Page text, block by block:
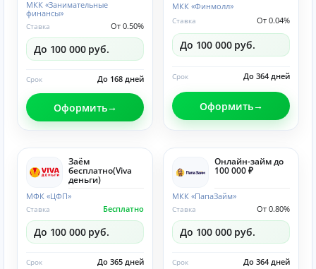
МКК «Занимательные
финансы»
От 0.50%
Ставка
До 100 000 руб.
До 168 дней
Срок
Оформить
МКК «Финмолл»
От 0.04%
Ставка
До 100 000 руб.
До 364 дней
Срок
Оформить
Заём
бесплатно(Viva
деньги)
МФК «ЦФП»
Бесплатно
Ставка
До 100 000 руб.
До 365 дней
Срок
Онлайн-займ до
100 000 ₽
МКК «ПапаЗайм»
От 0.80%
Ставка
До 100 000 руб.
До 364 дней
Срок